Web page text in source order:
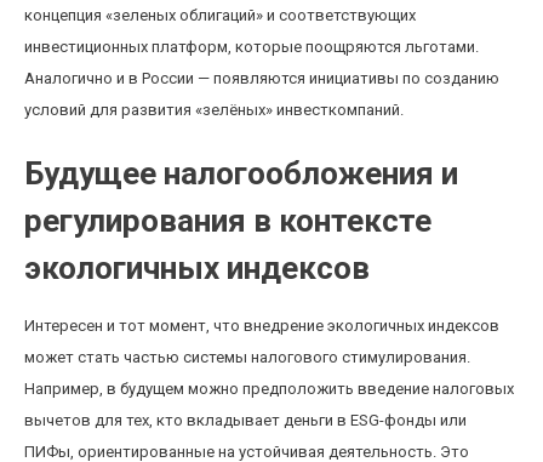
концепция «зеленых облигаций» и соответствующих
инвестиционных платформ, которые поощряются льготами.
Аналогично и в России — появляются инициативы по созданию
условий для развития «зелёных» инвесткомпаний.
Будущее налогообложения и
регулирования в контексте
экологичных индексов
Интересен и тот момент, что внедрение экологичных индексов
может стать частью системы налогового стимулирования.
Например, в будущем можно предположить введение налоговых
вычетов для тех, кто вкладывает деньги в ESG-фонды или
ПИФы, ориентированные на устойчивая деятельность. Это